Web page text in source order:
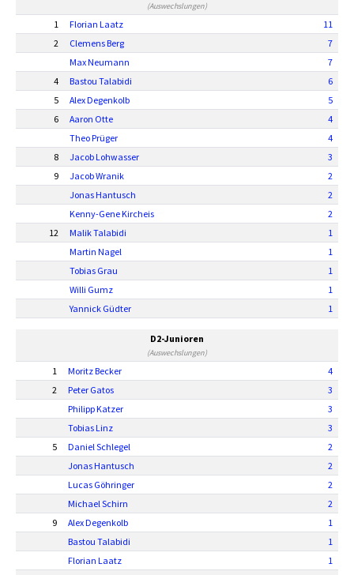
(Auswechslungen)
1 Florian Laatz
11
2
Clemens Berg
7
Max Neumann
7
4
Bastou Talabidi
6
5
Alex Degenkolb
5
6
Aaron Otte
4
Theo Prüger
4
8
Jacob Lohwasser
3
9
Jacob Wranik
2
Jonas Hantusch
2
Kenny-Gene Kircheis
2
12
Malik Talabidi
1
Martin Nagel
1
Tobias Grau
1
Willi Gumz
1
Yannick Güdter
1
D2-Junioren
(Auswechslungen)
1 Moritz Becker
4
2
Peter Gatos
3
Philipp Katzer
3
Tobias Linz
3
5
Daniel Schlegel
2
Jonas Hantusch
2
Lucas Göhringer
2
Michael Schirn
2
9
Alex Degenkolb
1
Bastou Talabidi
1
Florian Laatz
1